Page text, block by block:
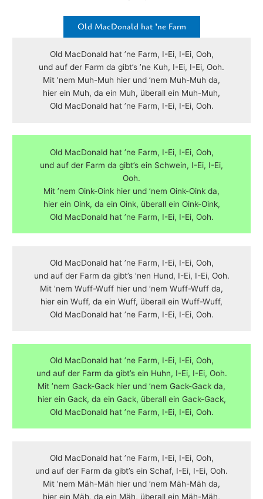
r
Old MacDonald hat ’ne Farm
Old MacDonald hat ’ne Farm, I-Ei, I-Ei, Ooh,
und auf der Farm da gibt’s ’ne Kuh, I-Ei, I-Ei, Ooh.
Mit ’nem Muh-Muh hier und ’nem Muh-Muh da,
hier ein Muh, da ein Muh, überall ein Muh-Muh,
Old MacDonald hat ’ne Farm, I-Ei, I-Ei, Ooh.
Old MacDonald hat ’ne Farm, I-Ei, I-Ei, Ooh,
und auf der Farm da gibt’s ein Schwein, I-Ei, I-Ei,
Ooh.
Mit ’nem Oink-Oink hier und ’nem Oink-Oink da,
hier ein Oink, da ein Oink, überall ein Oink-Oink,
Old MacDonald hat ’ne Farm, I-Ei, I-Ei, Ooh.
Old MacDonald hat ’ne Farm, I-Ei, I-Ei, Ooh,
und auf der Farm da gibt’s ’nen Hund, I-Ei, I-Ei, Ooh.
Mit ’nem Wuff-Wuff hier und ’nem Wuff-Wuff da,
hier ein Wuff, da ein Wuff, überall ein Wuff-Wuff,
Old MacDonald hat ’ne Farm, I-Ei, I-Ei, Ooh.
Old MacDonald hat ’ne Farm, I-Ei, I-Ei, Ooh,
und auf der Farm da gibt’s ein Huhn, I-Ei, I-Ei, Ooh.
Mit ’nem Gack-Gack hier und ’nem Gack-Gack da,
hier ein Gack, da ein Gack, überall ein Gack-Gack,
Old MacDonald hat ’ne Farm, I-Ei, I-Ei, Ooh.
Old MacDonald hat ’ne Farm, I-Ei, I-Ei, Ooh,
und auf der Farm da gibt’s ein Schaf, I-Ei, I-Ei, Ooh.
Mit ’nem Mäh-Mäh hier und ’nem Mäh-Mäh da,
hier ein Mäh, da ein Mäh, überall ein Mäh-Mäh,